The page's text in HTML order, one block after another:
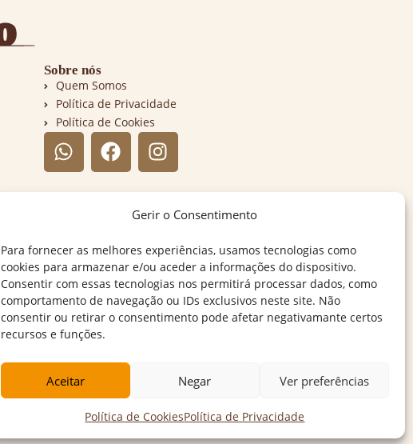
Gerir o Consentimento
Para fornecer as melhores experiências, usamos tecnologias como
cookies para armazenar e/ou aceder a informações do dispositivo.
Consentir com essas tecnologias nos permitirá processar dados, como
comportamento de navegação ou IDs exclusivos neste site. Não
consentir ou retirar o consentimento pode afetar negativamante certos
recursos e funções.
Aceitar Negar Ver preferências
Política de CookiesPolítica de Privacidade
Sobre nós
Quem Somos
Política de Privacidade
Política de Cookies